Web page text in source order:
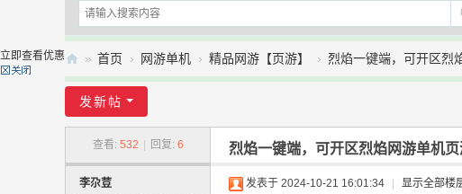
内
网
» 首页 › 网游单机 › 精品网游【页游】 › 烈焰一键端，可开区烈
发新帖
查看: 532 回复: 6 烈焰一键端，可开区烈焰网游单机
李尕荳 发表于 2024-10-21 16:01:34 显示全部楼
立即查看优惠